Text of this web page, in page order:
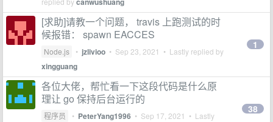
[求助]请教一个问题， travis 上跑测试的时
候报错： spawn EACCES
Node.js • jzlivioo • Sep 23, 2021 • Lastly replied by
xingguang
1
各位大佬，帮忙看一下这段代码是什么原
理让 go 保持后台运行的
程序员 • PeterYang1996 • Sep 17, 2021 • Lastly
38